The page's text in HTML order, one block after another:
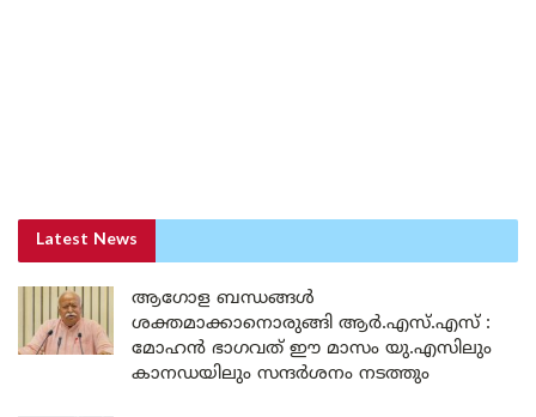
Latest News
ആഗോള ബന്ധങ്ങൾ
ശക്തമാക്കാനൊരുങ്ങി ആർ.എസ്.എസ് :
മോഹൻ ഭാഗവത് ഈ മാസം യു.എസിലും
കാനഡയിലും സന്ദർശനം നടത്തും